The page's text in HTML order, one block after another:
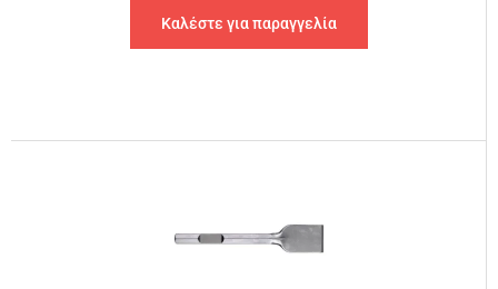
Καλέστε για παραγγελία